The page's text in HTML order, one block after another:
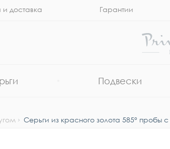
и доставка Гарантии
Подвески
Серьги из красного золота 585°